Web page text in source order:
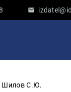
Шилов С.Ю.